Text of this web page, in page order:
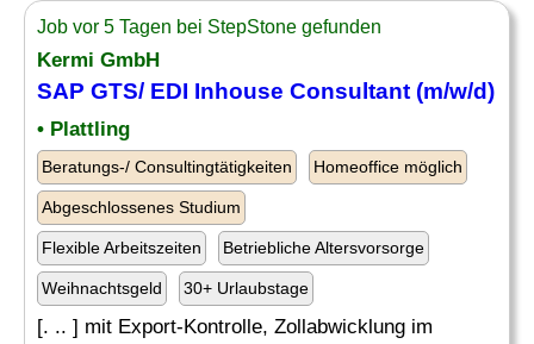
Job vor 5 Tagen bei StepStone gefunden
Kermi GmbH
SAP GTS/ EDI Inhouse Consultant (m/w/d)
• Plattling
Beratungs-/ Consultingtätigkeiten Homeoffice möglich
Abgeschlossenes Studium
Flexible Arbeitszeiten Betriebliche Altersvorsorge
Weihnachtsgeld 30+ Urlaubstage
[. .. ] mit Export-Kontrolle, Zollabwicklung im